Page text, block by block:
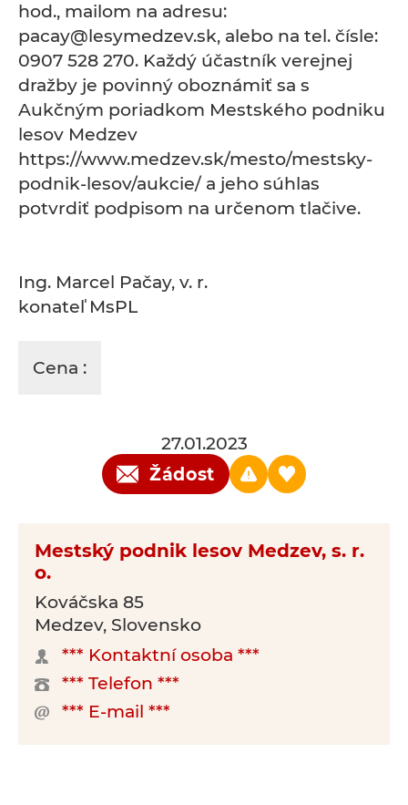
hod., mailom na adresu:
pacay@lesymedzev.sk, alebo na tel. čísle:
0907 528 270. Každý účastník verejnej
dražby je povinný oboznámiť sa s
Aukčným poriadkom Mestského podniku
lesov Medzev
https://www.medzev.sk/mesto/mestsky-
podnik-lesov/aukcie/ a jeho súhlas
potvrdiť podpisom na určenom tlačive.
Ing. Marcel Pačay, v. r.
konateľ MsPL
Cena :
27.01.2023
Žádost
Mestský podnik lesov Medzev, s. r.
o.
Kováčska 85
Medzev, Slovensko
*** Kontaktní osoba ***
*** Telefon ***
*** E-mail ***